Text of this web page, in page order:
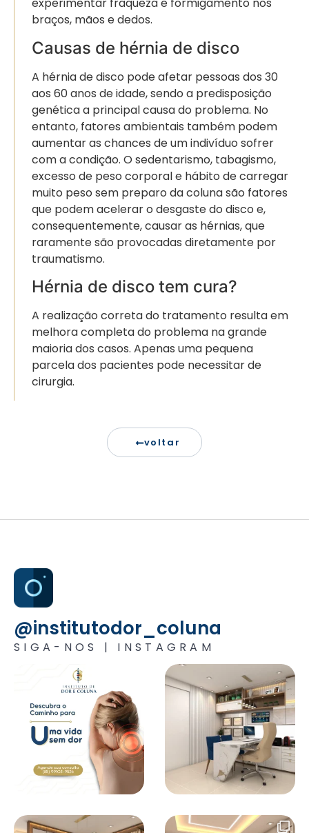
experimentar fraqueza e formigamento nos
braços, mãos e dedos.
Causas de hérnia de disco
A hérnia de disco pode afetar pessoas dos 30
aos 60 anos de idade, sendo a predisposição
genética a principal causa do problema. No
entanto, fatores ambientais também podem
aumentar as chances de um indivíduo sofrer
com a condição. O sedentarismo, tabagismo,
excesso de peso corporal e hábito de carregar
muito peso sem preparo da coluna são fatores
que podem acelerar o desgaste do disco e,
consequentemente, causar as hérnias, que
raramente são provocadas diretamente por
traumatismo.
Hérnia de disco tem cura?
A realização correta do tratamento resulta em
melhora completa do problema na grande
maioria dos casos. Apenas uma pequena
parcela dos pacientes pode necessitar de
cirurgia.
voltar
@institutodor_coluna
SIGA-NOS | INSTAGRAM